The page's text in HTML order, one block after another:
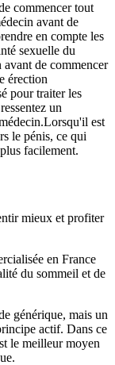
commencer tout
avant de
en compte les
sexuelle du
de commencer
érection
pour traiter les
un
est
le pénis, ce qui
facilement.
mieux et profiter
en France
du sommeil et de
générique, mais un
actif. Dans ce
le meilleur moyen